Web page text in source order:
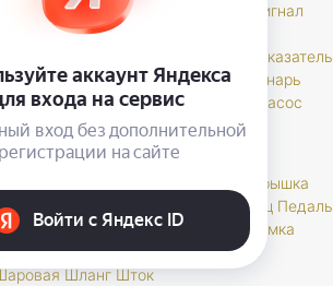
Решетка Розетка
Сигнал
Спидометр
Указатель
Устройство Фара Фароискатель
Фонарь
Щеточный Щиток Электробензонасос
Крышка
Муфта Палец Педаль
Пресс Пружина Пыльник
Рамка
Сцепление Толкатель Трубка Тяга
Шланг Шток